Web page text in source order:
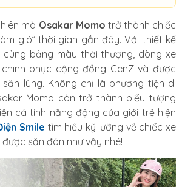
mà Osakar Momo trở thành chiếc
gió” thời gian gần đây. Với thiết kế
bảng màu thời thượng, dòng xe
phục cộng đồng GenZ và được
săn lùng. Không chỉ là phương tiện di
Momo còn trở thành biểu tượng
cá tính năng động của giới trẻ hiện
Smile tìm hiểu kỹ lưỡng về chiếc xe
săn đón như vậy nhé!